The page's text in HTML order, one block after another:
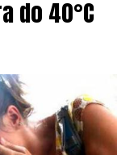
i vrlo toplo
dosezati
Hercegovini.
pozivaju
redovna
u
do 40°C